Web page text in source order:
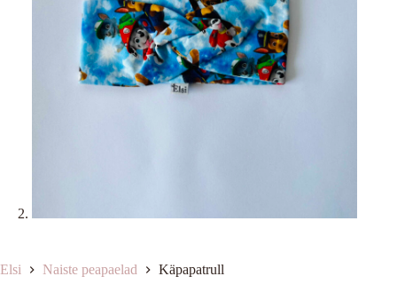
Elsi Naiste peapaelad Käpapatrull